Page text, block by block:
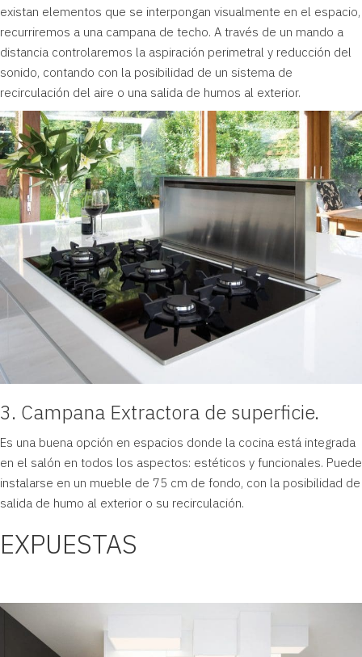
existan elementos que se interpongan visualmente en el espacio,
recurriremos a una campana de techo. A través de un mando a
distancia controlaremos la aspiración perimetral y reducción del
sonido, contando con la posibilidad de un sistema de
recirculación del aire o una salida de humos al exterior.
3. Campana Extractora de superficie.
Es una buena opción en espacios donde la cocina está integrada
en el salón en todos los aspectos: estéticos y funcionales. Puede
instalarse en un mueble de 75 cm de fondo, con la posibilidad de
salida de humo al exterior o su recirculación.
EXPUESTAS